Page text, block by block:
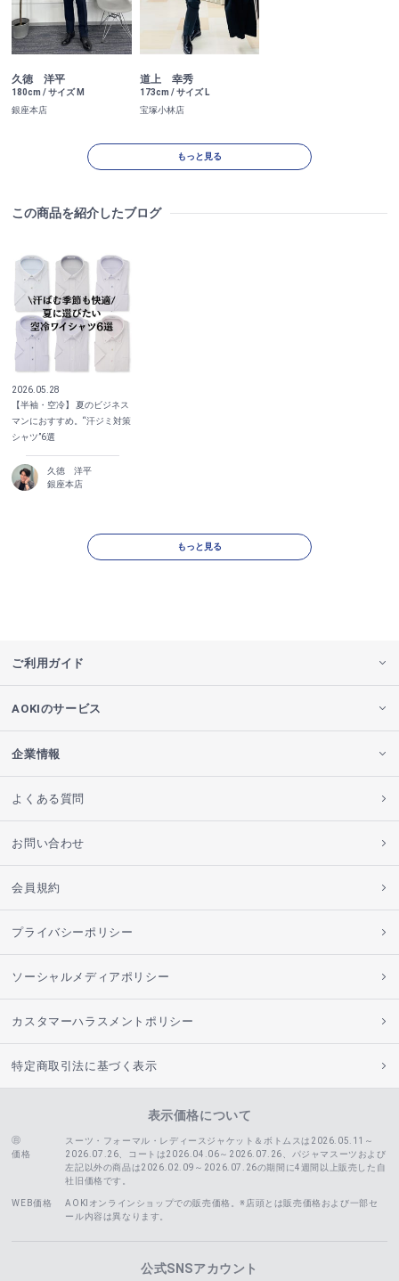
久徳 洋平
180cm / サイズ M
銀座本店
道上 幸秀
173cm / サイズ L
宝塚小林店
もっと見る
この商品を紹介したブログ
2026.05.28
【半袖・空冷】 夏のビジネス
マンにおすすめ。“汗ジミ対策
シャツ”6選
久徳 洋平
銀座本店
もっと見る
ご利用ガイド
AOKIのサービス
企業情報
よくある質問
お問い合わせ
会員規約
プライバシーポリシー
ソーシャルメディアポリシー
カスタマーハラスメントポリシー
特定商取引法に基づく表示
表示価格について
価格
スーツ・フォーマル・レディースジャケット＆ボトムスは2026.05.11～
2026.07.26、コートは2026.04.06～2026.07.26、 パジャマスーツおよび
左記以外の商品は2026.02.09～2026.07.26の期間に4週間以上販売した自
社旧価格です。
WEB価格
AOKIオンラインショップでの販売価格。※店頭とは販売価格および一部セ
ール内容は異なります。
公式SNSアカウント